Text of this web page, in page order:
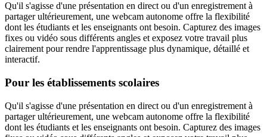
Qu'il s'agisse d'une présentation en direct ou d'un enregistrement à
partager ultérieurement, une webcam autonome offre la flexibilité
dont les étudiants et les enseignants ont besoin. Capturez des images
fixes ou vidéo sous différents angles et exposez votre travail plus
clairement pour rendre l'apprentissage plus dynamique, détaillé et
interactif.
Pour les établissements scolaires
Qu'il s'agisse d'une présentation en direct ou d'un enregistrement à
partager ultérieurement, une webcam autonome offre la flexibilité
dont les étudiants et les enseignants ont besoin. Capturez des images